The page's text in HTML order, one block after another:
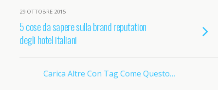
29 OTTOBRE 2015
5 cose da sapere sulla brand reputation
degli hotel italiani
Carica Altre Con Tag Come Questo…